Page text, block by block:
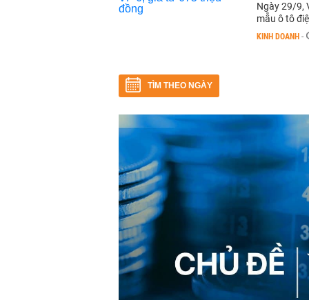
Ngày 29/9,
mẫu ô tô
KINH DOANH -
TÌM THEO NGÀY